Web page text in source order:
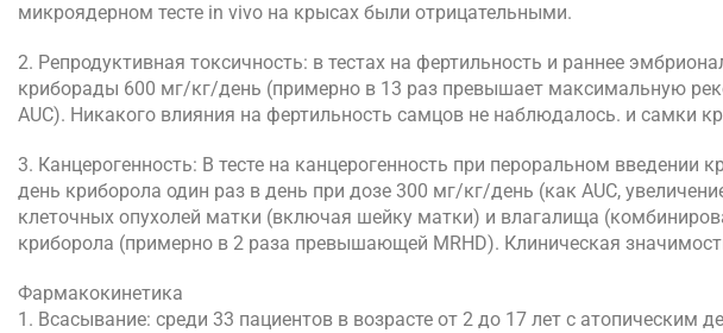
микроядерном тесте in vivo на крысах были отрицательными.
2. Репродуктивная токсичность: в тестах на фертильность и раннее
криборады 600 мг/кг/день (примерно в 13 раз превышает максимальную
AUC). Никакого влияния на фертильность самцов не наблюдалось. и самки
3. Канцерогенность: В тесте на канцерогенность при пероральном
день криборола один раз в день при дозе 300 мг/кг/день (как AUC,
клеточных опухолей матки (включая шейку матки) и влагалища
криборола (примерно в 2 раза превышающей MRHD). Клиническая
Фармакокинетика
1. Всасывание: среди 33 пациентов в возрасте от 2 до 17 лет с атопическим